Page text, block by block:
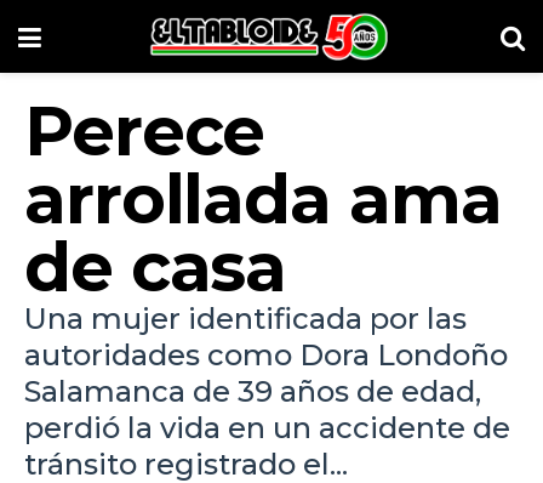
Perece
arrollada ama
de casa
Una mujer identificada por las
autoridades como Dora Londoño
Salamanca de 39 años de edad,
perdió la vida en un accidente de
tránsito registrado el...